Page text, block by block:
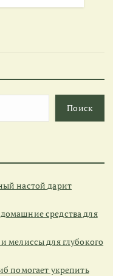
Поиск
настой дарит
средства для
мелиссы для глубокого
помогает укрепить